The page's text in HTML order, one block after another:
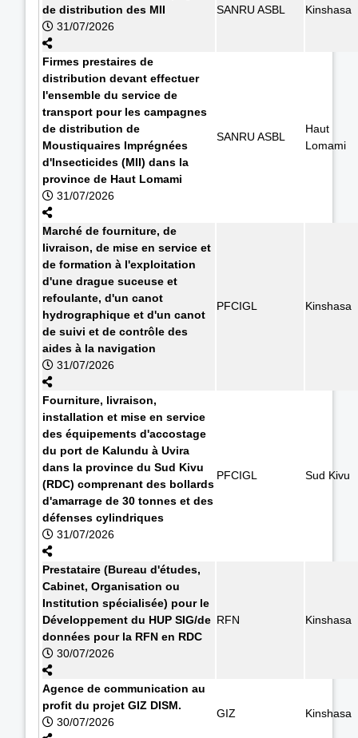
de distribution des MII
31/07/2026
SANRU ASBL Kinshasa
Firmes prestaires de
distribution devant effectuer
l'ensemble du service de
transport pour les campagnes
de distribution de
Moustiquaires Imprégnées
d'Insecticides (MII) dans la
province de Haut Lomami
31/07/2026
SANRU ASBL
Haut
Lomami
Marché de fourniture, de
livraison, de mise en service et
de formation à l'exploitation
d'une drague suceuse et
refoulante, d'un canot
hydrographique et d'un canot
de suivi et de contrôle des
aides à la navigation
31/07/2026
PFCIGL Kinshasa
Fourniture, livraison,
installation et mise en service
des équipements d'accostage
du port de Kalundu à Uvira
dans la province du Sud Kivu
(RDC) comprenant des bollards
d'amarrage de 30 tonnes et des
défenses cylindriques
31/07/2026
PFCIGL Sud Kivu
Prestataire (Bureau d'études,
Cabinet, Organisation ou
Institution spécialisée) pour le
Développement du HUP SIG/de
données pour la RFN en RDC
30/07/2026
RFN Kinshasa
Agence de communication au
profit du projet GIZ DISM.
30/07/2026
GIZ Kinshasa